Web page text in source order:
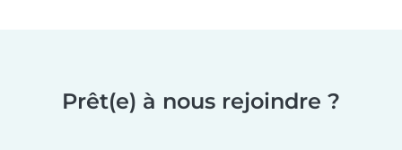
Prêt(e) à nous rejoindre ?